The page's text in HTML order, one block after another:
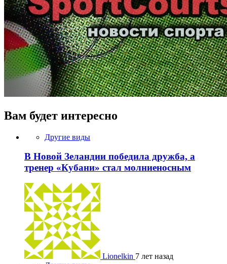
Вам будет интересно
Другие виды
В Новой Зеландии победила дружба, а
тренер «Кубани» стал молниеносным
Lionelkin 7 лет назад